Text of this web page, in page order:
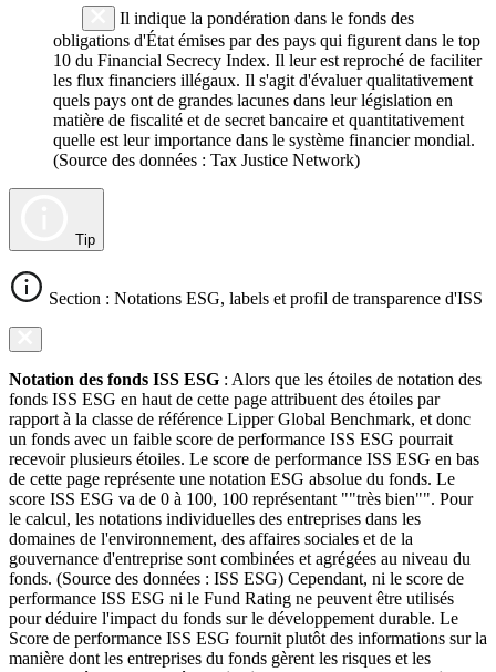
Il indique la pondération dans le fonds des
obligations d'État émises par des pays qui figurent dans le top
10 du Financial Secrecy Index. Il leur est reproché de faciliter
les flux financiers illégaux. Il s'agit d'évaluer qualitativement
quels pays ont de grandes lacunes dans leur législation en
matière de fiscalité et de secret bancaire et quantitativement
quelle est leur importance dans le système financier mondial.
(Source des données : Tax Justice Network)
Tip
Section : Notations ESG, labels et profil de transparence d'ISS
Notation des fonds ISS ESG : Alors que les étoiles de notation des
fonds ISS ESG en haut de cette page attribuent des étoiles par
rapport à la classe de référence Lipper Global Benchmark, et donc
un fonds avec un faible score de performance ISS ESG pourrait
recevoir plusieurs étoiles. Le score de performance ISS ESG en bas
de cette page représente une notation ESG absolue du fonds. Le
score ISS ESG va de 0 à 100, 100 représentant ""très bien"". Pour
le calcul, les notations individuelles des entreprises dans les
domaines de l'environnement, des affaires sociales et de la
gouvernance d'entreprise sont combinées et agrégées au niveau du
fonds. (Source des données : ISS ESG) Cependant, ni le score de
performance ISS ESG ni le Fund Rating ne peuvent être utilisés
pour déduire l'impact du fonds sur le développement durable. Le
Score de performance ISS ESG fournit plutôt des informations sur la
manière dont les entreprises du fonds gèrent les risques et les